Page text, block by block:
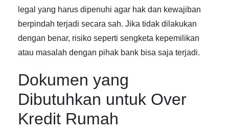
legal yang harus dipenuhi agar hak dan kewajiban
berpindah terjadi secara sah. Jika tidak dilakukan
dengan benar, risiko seperti sengketa kepemilikan
atau masalah dengan pihak bank bisa saja terjadi.
Dokumen yang
Dibutuhkan untuk Over
Kredit Rumah